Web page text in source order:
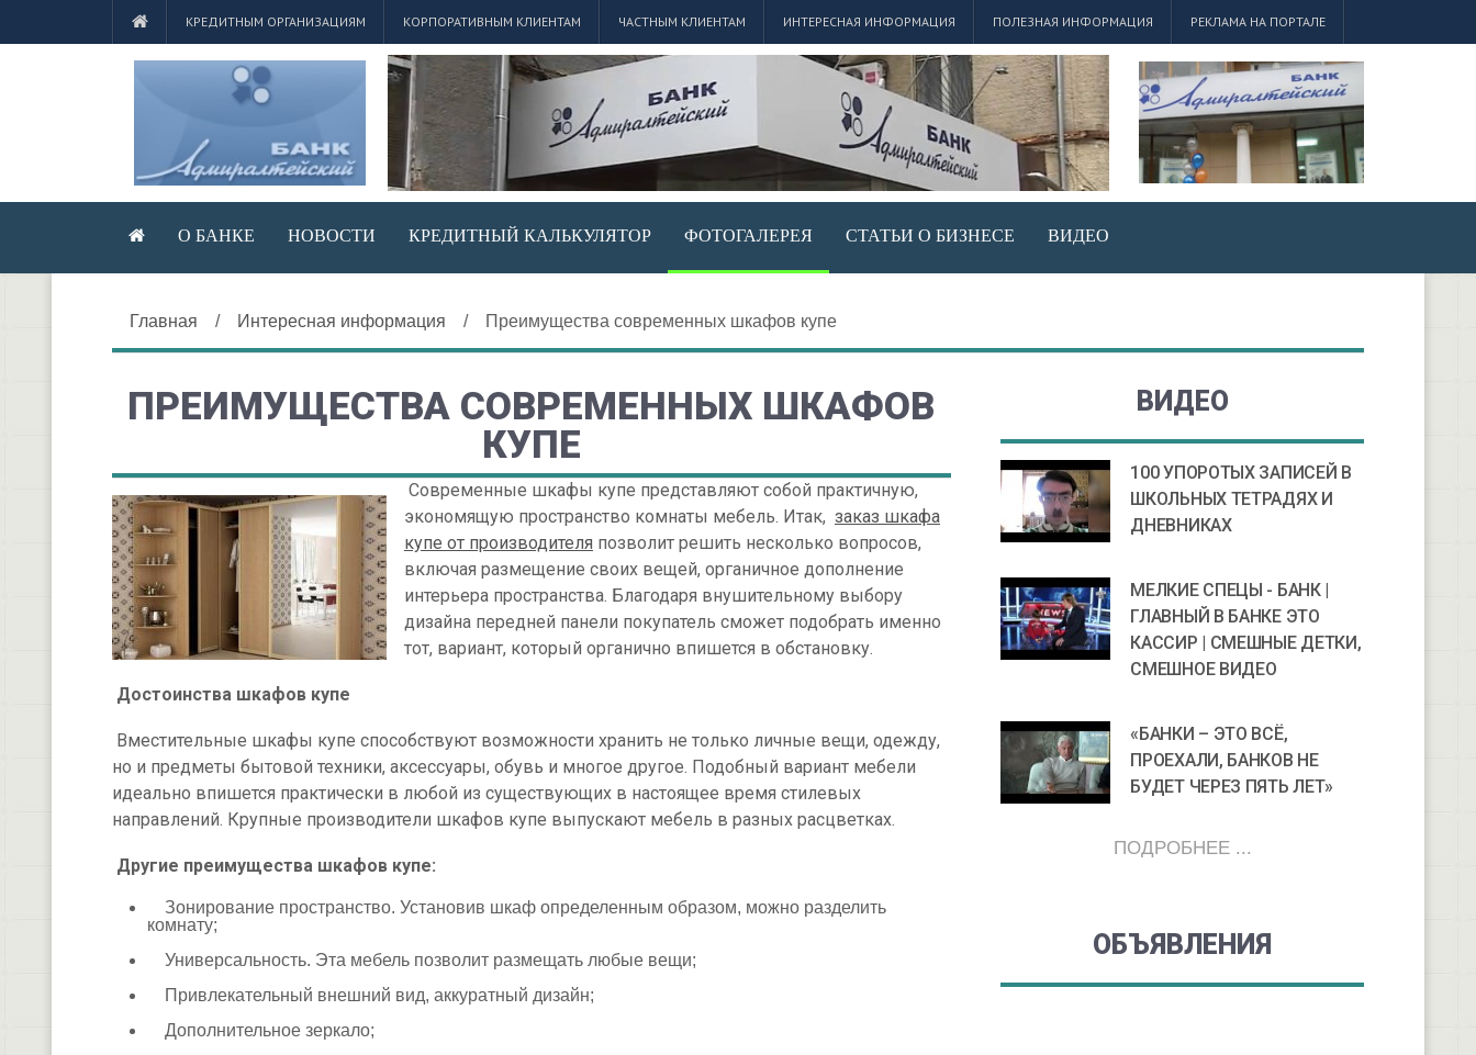
КРЕДИТНЫМ ОРГАНИЗАЦИЯМ КОРПОРАТИВНЫМ КЛИЕНТАМ ЧАСТНЫМ КЛИЕНТАМ ИНТЕРЕСНАЯ ИНФОРМАЦИЯ ПОЛЕЗНАЯ ИНФОРМАЦИЯ РЕКЛАМА НА ПОРТАЛЕ
О БАНКЕ НОВОСТИ КРЕДИТНЫЙ КАЛЬКУЛЯТОР ФОТОГАЛЕРЕЯ СТАТЬИ О БИЗНЕСЕ ВИДЕО
Главная / Интересная информация / Преимущества современных шкафов купе
ПРЕИМУЩЕСТВА СОВРЕМЕННЫХ ШКАФОВ
КУПЕ
Современные шкафы купе представляют собой практичную,
экономящую пространство комнаты мебель. Итак, заказ шкафа
купе от производителя позволит решить несколько вопросов,
включая размещение своих вещей, органичное дополнение
интерьера пространства. Благодаря внушительному выбору
дизайна передней панели покупатель сможет подобрать именно
тот, вариант, который органично впишется в обстановку.
Достоинства шкафов купе
Вместительные шкафы купе способствуют возможности хранить не только личные вещи, одежду,
но и предметы бытовой техники, аксессуары, обувь и многое другое. Подобный вариант мебели
идеально впишется практически в любой из существующих в настоящее время стилевых
направлений. Крупные производители шкафов купе выпускают мебель в разных расцветках.
Другие преимущества шкафов купе:
Зонирование пространство. Установив шкаф определенным образом, можно разделить
комнату;
Универсальность. Эта мебель позволит размещать любые вещи;
Привлекательный внешний вид, аккуратный дизайн;
Дополнительное зеркало;
ВИДЕО
100 УПОРОТЫХ ЗАПИСЕЙ В
ШКОЛЬНЫХ ТЕТРАДЯХ И
ДНЕВНИКАХ
МЕЛКИЕ СПЕЦЫ - БАНК |
ГЛАВНЫЙ В БАНКЕ ЭТО
КАССИР | СМЕШНЫЕ ДЕТКИ,
СМЕШНОЕ ВИДЕО
«БАНКИ – ЭТО ВСЁ,
ПРОЕХАЛИ, БАНКОВ НЕ
БУДЕТ ЧЕРЕЗ ПЯТЬ ЛЕТ»
ПОДРОБНЕЕ ...
ОБЪЯВЛЕНИЯ